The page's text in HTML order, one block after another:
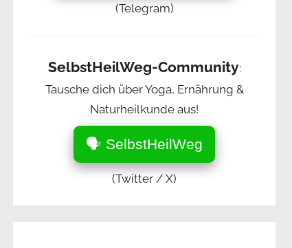
(Telegram)
SelbstHeilWeg-Community:
Tausche dich über Yoga, Ernährung &
Naturheilkunde aus!
🗣️ SelbstHeilWeg
(Twitter / X)